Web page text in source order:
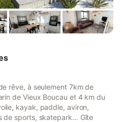
rêve, à seulement 7km de
de Vieux Boucau et 4 km du
kayak, paddle, aviron,
de sports, skatepark… Gîte